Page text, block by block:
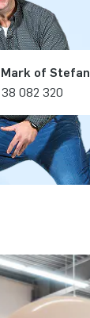
of Stefan
082 320